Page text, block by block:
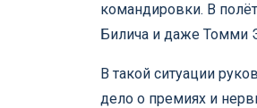
командировки. В
Билича и даже Томми
В такой ситуации
дело о премиях и